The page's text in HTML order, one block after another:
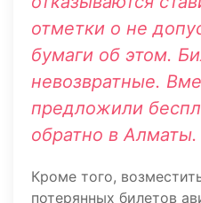
отметки о не
бумаги об этом.
невозвратные.
предложили
обратно в Алматы.
Кроме того,
потерянных билетов